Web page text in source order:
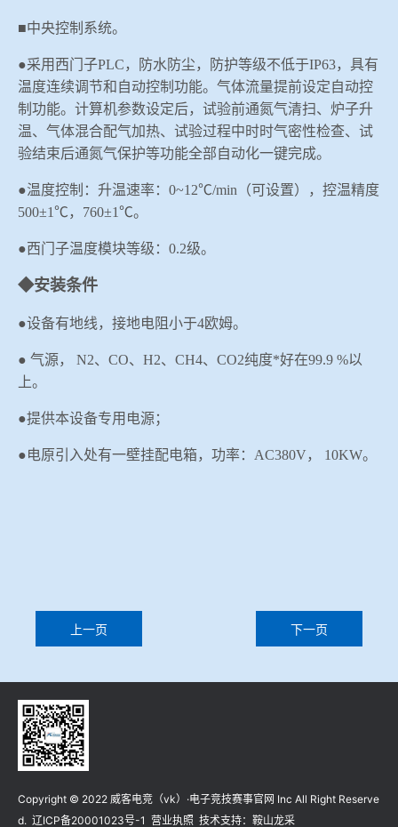
■中央控制系统。
●采用西门子PLC ， 防水防尘，防护等级不低于IP63，具有
温度连续调节和自动控制功能。气体流量提前设定自动控
制功能。计算机参数设定后，试验前通氮气清扫、炉子升
温、气体混合配气加热、试验过程中时时气密性检查、试
验结束后通氮气保护等功能全部自动化一键完成。
●温度控制： 升温速率： 0~12℃/min （可设置），控温精度
500±1℃， 760±1℃。
●西门子温度模块等级： 0.2级。
◆安装条件
●设备有地线，接地电阻小于4欧姆。
● 气源， N2、 CO、 H2、 CH4、 CO2纯度*好在99.9 %以
上。
●提供本设备专用电源；
●电原引入处有一壁挂配电箱，功率： AC380V， 10KW。
上一页 下一页
Copyright © 2022 威客电竞（vk）·电子竞技赛事官网 Inc All Right Reserve
d. 辽ICP备20001023号-1 营业执照 技术支持： 鞍山龙采